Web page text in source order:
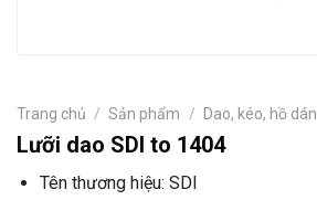
Trang chủ / Sản phẩm / Dao, kéo, hồ dán
Lưỡi dao SDI to 1404
Tên thương hiệu: SDI